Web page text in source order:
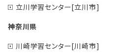
立川学習センター[立川市]
神奈川県
川崎学習センター[川崎市]